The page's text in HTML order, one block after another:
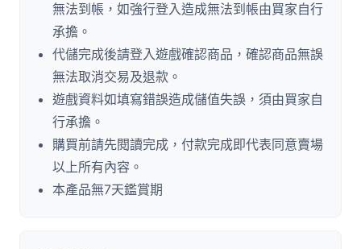
無法到帳，如強行登入造成無法到帳由買家自行
承擔。
代儲完成後請登入遊戲確認商品，確認商品無誤
無法取消交易及退款。
遊戲資料如填寫錯誤造成儲值失誤，須由買家自
行承擔。
購買前請先閱讀完成，付款完成即代表同意賣場
以上所有內容。
本產品無7天鑑賞期